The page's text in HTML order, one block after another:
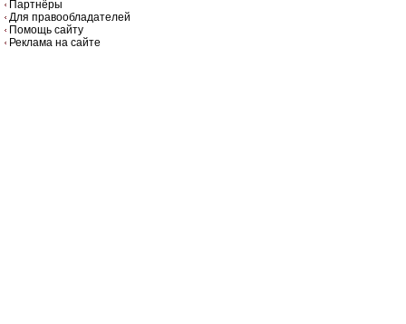
Партнёры
Для правообладателей
Помощь сайту
Реклама на сайте